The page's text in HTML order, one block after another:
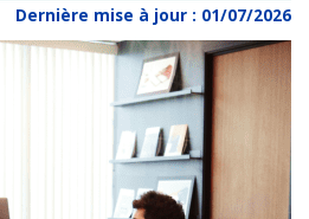
Dernière mise à jour : 01/07/2026